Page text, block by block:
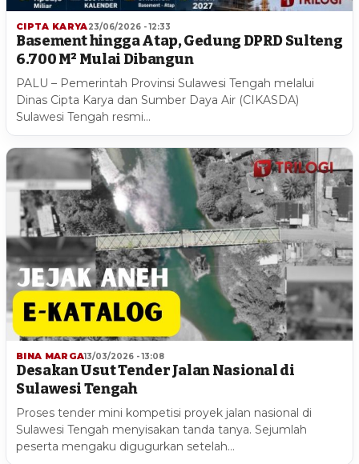
CIPTA KARYA23/06/2026 - 12:33
Basement hingga Atap, Gedung DPRD Sulteng
6.700 M² Mulai Dibangun
PALU – Pemerintah Provinsi Sulawesi Tengah melalui
Dinas Cipta Karya dan Sumber Daya Air (CIKASDA)
Sulawesi Tengah resmi…
BINA MARGA13/03/2026 - 13:08
Desakan Usut Tender Jalan Nasional di
Sulawesi Tengah
Proses tender mini kompetisi proyek jalan nasional di
Sulawesi Tengah menyisakan tanda tanya. Sejumlah
peserta mengaku digugurkan setelah…